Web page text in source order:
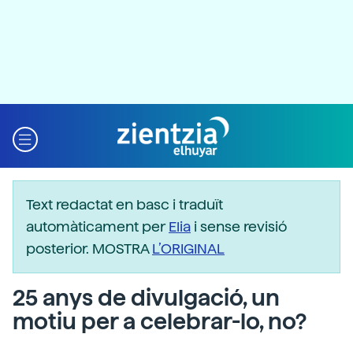
Text redactat en basc i traduït
automàticament perElia i sense revisió
posterior. MOSTRAL’ORIGINAL
25 anys de divulgació, un
motiu per a celebrar-lo, no?